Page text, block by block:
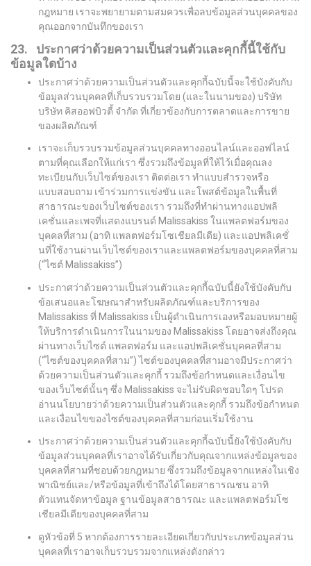
กฎหมาย เราจะพยายามตามสมควรเพื่อลบข้อมูลส่วนบุคคลของ
คุณออกจากบันทึกของเรา
23. ประกาศว่าด้วยความเป็นส่วนตัวและคุกกี้นี้ใช้กับ
ข้อมูลใดบ้าง
ประกาศว่าด้วยความเป็นส่วนตัวและคุกกี้ฉบับนี้จะใช้บังคับกับ
ข้อมูลส่วนบุคคลที่เก็บรวบรวมโดย (และในนามของ) บริษัท
บริษัท คิสออฟบิวตี้ จำกัด ที่เกี่ยวข้องกับการตลาดและการขาย
ของผลิตภัณฑ์
เราจะเก็บรวบรวมข้อมูลส่วนบุคคลทางออนไลน์และออฟไลน์
ตามที่คุณเลือกให้แก่เรา ซึ่งรวมถึงข้อมูลที่ให้ไว้เมื่อคุณลง
ทะเบียนกับเว็บไซต์ของเรา ติดต่อเรา ทำแบบสำรวจหรือ
แบบสอบถาม เข้าร่วมการแข่งขัน และโพสต์ข้อมูลในพื้นที่
สาธารณะของเว็บไซต์ของเรา รวมถึงที่ทำผ่านทางแอปพลิ
เคชั่นและเพจที่แสดงแบรนด์ Malissakiss ในแพลตฟอร์มของ
บุคคลที่สาม (อาทิ แพลตฟอร์มโซเชียลมีเดีย) และแอปพลิเคชั่
นที่ใช้งานผ่านเว็บไซต์ของเราและแพลตฟอร์มของบุคคลที่สาม
(“ไซต์ Malissakiss”)
ประกาศว่าด้วยความเป็นส่วนตัวและคุกกี้ฉบับนี้ยังใช้บังคับกับ
ข้อเสนอและโฆษณาสำหรับผลิตภัณฑ์และบริการของ
Malissakiss ที่ Malissakiss เป็นผู้ดำเนินการเองหรือมอบหมายผู้
ให้บริการดำเนินการในนามของ Malissakiss โดยอาจส่งถึงคุณ
ผ่านทางเว็บไซต์ แพลตฟอร์ม และแอปพลิเคชั่นบุคคลที่สาม
(“ไซต์ของบุคคลที่สาม”) ไซต์ของบุคคลที่สามอาจมีประกาศว่า
ด้วยความเป็นส่วนตัวและคุกกี้ รวมถึงข้อกำหนดและเงื่อนไข
ของเว็บไซต์นั้นๆ ซึ่ง Malissakiss จะไม่รับผิดชอบใดๆ โปรด
อ่านนโยบายว่าด้วยความเป็นส่วนตัวและคุกกี้ รวมถึงข้อกำหนด
และเงื่อนไขของไซต์ของบุคคลที่สามก่อนเริ่มใช้งาน
ประกาศว่าด้วยความเป็นส่วนตัวและคุกกี้ฉบับนี้ยังใช้บังคับกับ
ข้อมูลส่วนบุคคลที่เราอาจได้รับเกี่ยวกับคุณจากแหล่งข้อมูลของ
บุคคลที่สามที่ชอบด้วยกฎหมาย ซึ่งรวมถึงข้อมูลจากแหล่งในเชิง
พาณิชย์และ/หรือข้อมูลที่เข้าถึงได้โดยสาธารณชน อาทิ
ตัวแทนจัดหาข้อมูล ฐานข้อมูลสาธารณะ และแพลตฟอร์มโซ
เชียลมีเดียของบุคคลที่สาม
ดูหัวข้อที่ 5 หากต้องการรายละเอียดเกี่ยวกับประเภทข้อมูลส่วน
บุคคลที่เราอาจเก็บรวบรวมจากแหล่งดังกล่าว